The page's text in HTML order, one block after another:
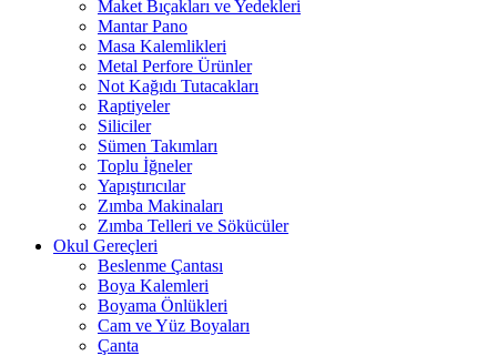
Maket Bıçakları ve Yedekleri
Mantar Pano
Masa Kalemlikleri
Metal Perfore Ürünler
Not Kağıdı Tutacakları
Raptiyeler
Siliciler
Sümen Takımları
Toplu İğneler
Yapıştırıcılar
Zımba Makinaları
Zımba Telleri ve Sökücüler
Okul Gereçleri
Beslenme Çantası
Boya Kalemleri
Boyama Önlükleri
Cam ve Yüz Boyaları
Çanta